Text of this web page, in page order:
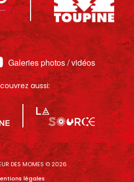
Galeries photos / vidéos
aussi:
DES MOMES © 2026
légales